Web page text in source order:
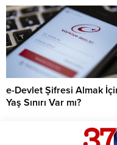
e-Devlet Şifresi Almak
Yaş Sınırı Var mı?